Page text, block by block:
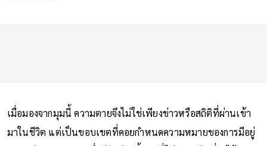
เมื่อมองจากมุมนี้ ความตายจึงไม่ใช่เพียงข่าวหรือสถิติที่ผ่านเข้า
มาในชีวิต แต่เป็นขอบเขตที่คอยกำหนดความหมายของการมีอยู่